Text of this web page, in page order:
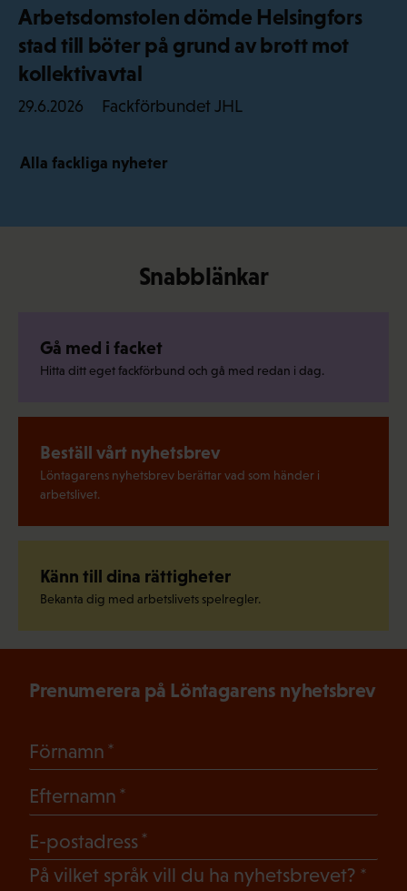
Arbetsdomstolen dömde Helsingfors
stad till böter på grund av brott mot
kollektivavtal
29.6.2026 Fackförbundet JHL
Alla fackliga nyheter
Snabblänkar
Gå med i facket
Hitta ditt eget fackförbund och gå med redan i dag.
Beställ vårt nyhetsbrev
Löntagarens nyhetsbrev berättar vad som händer i
arbetslivet.
Känn till dina rättigheter
Bekanta dig med arbetslivets spelregler.
Prenumerera på Löntagarens nyhetsbrev
Förnamn
Efternamn
E-postadress
På vilket språk vill du ha nyhetsbrevet?